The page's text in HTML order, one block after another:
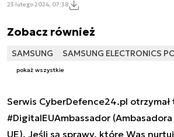
23 lutego 2024, 07:38
Zobacz również
SAMSUNG SAMSUNG ELECTRONICS
pokaż wszystkie
Serwis CyberDefence24.pl otrzymał
#DigitalEUAmbassador
UE). Jeśli są sprawy, które Was